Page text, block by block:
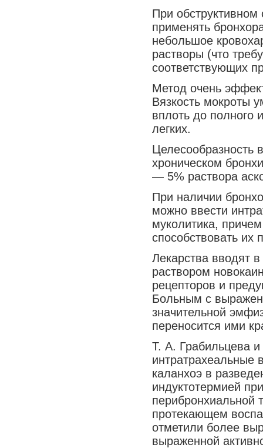
При
применять
небольшое
растворы (что
соответствующих
Метод очень
Вязкость мокроты
вплоть до полного
легких.
Целесообразность
хроническом
— 5% раствора
При наличии
можно ввести
муколитика,
способствовать их
Лекарства вводят
раствором
рецепторов и
Больным с
значительной
переносится ими
Т. А. Грабильцева
интратрахеальные
каланхоэ в
индуктотермией
протекающем
отметили более
выраженной